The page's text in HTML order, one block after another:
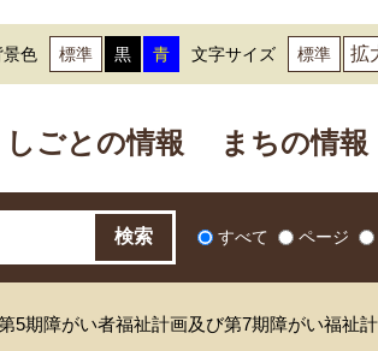
景色 標準 黒 青 文字サイズ 標準 拡
しごとの情報 まちの情報
すべて ページ
5期障がい者福祉計画及び第7期障がい福祉